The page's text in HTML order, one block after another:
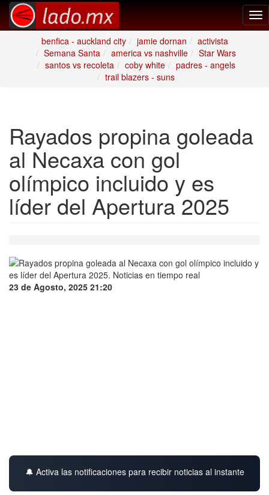
benfica - auckland city
jamie dornan
activista
Semana Santa
america vs nashville
Star Wars
santos vs recoleta
coby white
padres - angels
trail blazers - suns
Rayados propina goleada
al Necaxa con gol
olímpico incluido y es
líder del Apertura 2025
23 de Agosto, 2025 21:20
🔔 Activa las notificaciones para recibir noticias al instante